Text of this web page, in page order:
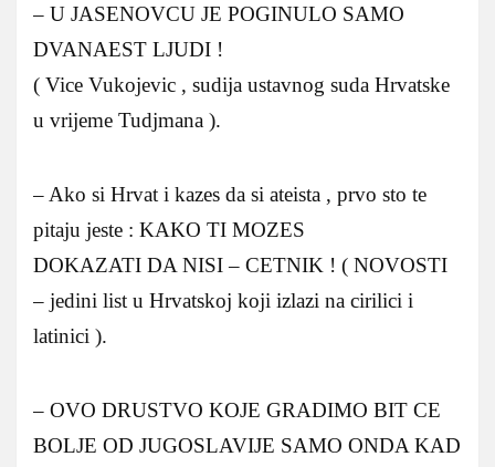
– U JASENOVCU JE POGINULO SAMO
DVANAEST LJUDI !
( Vice Vukojevic , sudija ustavnog suda Hrvatske
u vrijeme Tudjmana ).
– Ako si Hrvat i kazes da si ateista , prvo sto te
pitaju jeste : KAKO TI MOZES
DOKAZATI DA NISI – CETNIK ! ( NOVOSTI
– jedini list u Hrvatskoj koji izlazi na cirilici i
latinici ).
– OVO DRUSTVO KOJE GRADIMO BIT CE
BOLJE OD JUGOSLAVIJE SAMO ONDA KAD